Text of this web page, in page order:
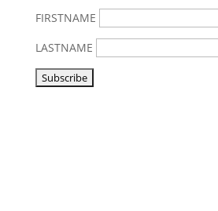
FIRSTNAME
LASTNAME